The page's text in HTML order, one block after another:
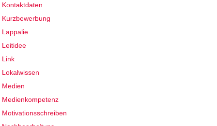
Kontaktdaten
Kurzbewerbung
Lappalie
Leitidee
Link
Lokalwissen
Medien
Medienkompetenz
Motivationsschreiben